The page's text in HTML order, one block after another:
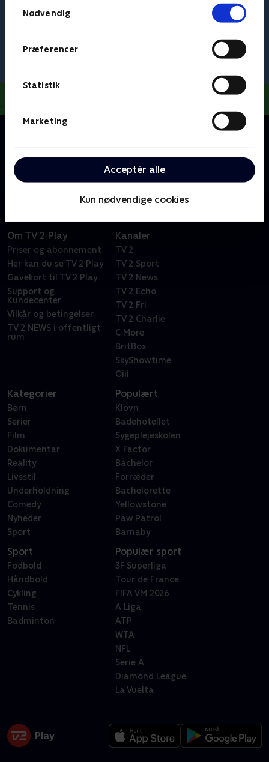
Nødvendig
Præferencer
Statistik
Marketing
Acceptér alle
Kun nødvendige cookies
lillebror Gustav, mor Gris og far Gris. Gurli elsker at
lege og at besøge spændende steder.
Om TV 2 Play
Priser og abonnement
Her kan du se TV 2 Play
Gavekort til TV 2 Play
Support og
Kundecenter
Vilkår og betingelser
TV 2 NEWS i offentligt
rum
Kanaler
TV 2
TV 2 Sport
TV 2 News
TV 2 Echo
TV 2 Fri
TV 2 Charlie
C More
BritBox
SkyShowtime
Oiii
Kategorier
Børn
Serier
Film
Dokumentar
Reality
Livsstil
Underholdning
Comedy
Nyheder
Sport
Populært
Klovn
Badehotellet
Sygeplejeskolen
X Factor
Bachelor
Forræder
Bachelorette
Yellowstone
Paw Patrol
Barnaby
Sport
Fodbold
Håndbold
Cykling
Tennis
Badminton
Populær sport
3F Superliga
Tour de France
FIFA VM 2026
A Liga
ATP
WTA
NFL
Serie A
Diamond League
La Vuelta